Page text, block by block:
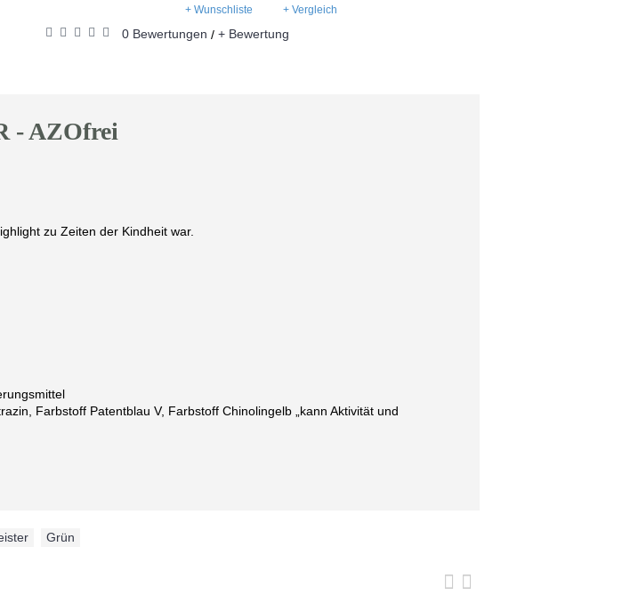
+ Wunschliste + Vergleich
0 Bewertungen / + Bewertung
- AZOfrei
zu Zeiten der Kindheit war.
Farbstoff Patentblau V, Farbstoff Chinolingelb „kann Aktivität und
Grün